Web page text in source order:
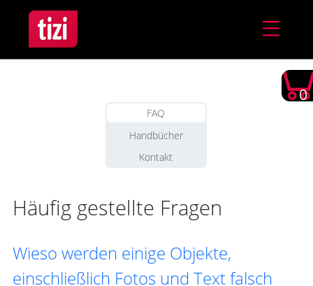
0
FAQ
Handbücher
Kontakt
Häufig gestellte Fragen
Wieso werden einige Objekte,
einschließlich Fotos und Text falsch